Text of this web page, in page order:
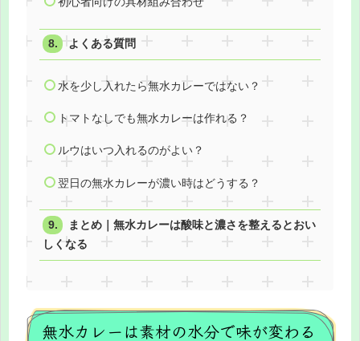
よくある質問
水を少し入れたら無水カレーではない？
トマトなしでも無水カレーは作れる？
ルウはいつ入れるのがよい？
翌日の無水カレーが濃い時はどうする？
まとめ｜無水カレーは酸味と濃さを整えるとおい
しくなる
無水カレーは素材の水分で味が変わる